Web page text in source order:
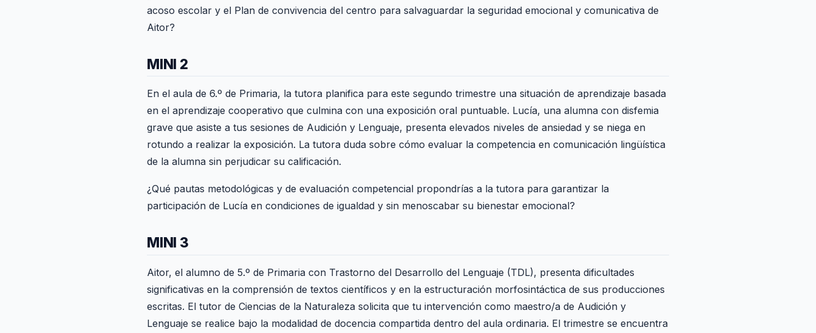
acoso escolar y el Plan de convivencia del centro para salvaguardar la seguridad emocional y comunicativa de
Aitor?
MINI 2
En el aula de 6.º de Primaria, la tutora planifica para este segundo trimestre una situación de aprendizaje basada
en el aprendizaje cooperativo que culmina con una exposición oral puntuable. Lucía, una alumna con disfemia
grave que asiste a tus sesiones de Audición y Lenguaje, presenta elevados niveles de ansiedad y se niega en
rotundo a realizar la exposición. La tutora duda sobre cómo evaluar la competencia en comunicación lingüística
de la alumna sin perjudicar su calificación.
¿Qué pautas metodológicas y de evaluación competencial propondrías a la tutora para garantizar la
participación de Lucía en condiciones de igualdad y sin menoscabar su bienestar emocional?
MINI 3
Aitor, el alumno de 5.º de Primaria con Trastorno del Desarrollo del Lenguaje (TDL), presenta dificultades
significativas en la comprensión de textos científicos y en la estructuración morfosintáctica de sus producciones
escritas. El tutor de Ciencias de la Naturaleza solicita que tu intervención como maestro/a de Audición y
Lenguaje se realice bajo la modalidad de docencia compartida dentro del aula ordinaria. El trimestre se encuentra